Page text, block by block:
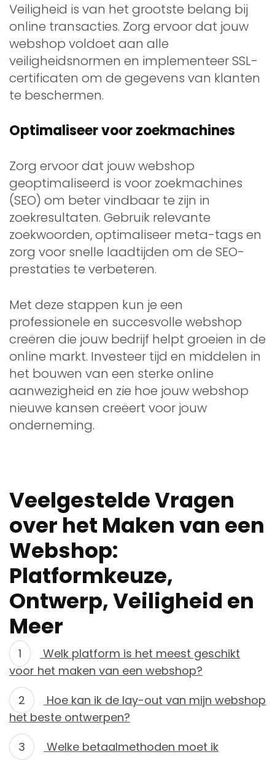
Veiligheid is van het grootste belang bij
online transacties. Zorg ervoor dat jouw
webshop voldoet aan alle
veiligheidsnormen en implementeer SSL-
certificaten om de gegevens van klanten
te beschermen.
Optimaliseer voor zoekmachines
Zorg ervoor dat jouw webshop
geoptimaliseerd is voor zoekmachines
(SEO) om beter vindbaar te zijn in
zoekresultaten. Gebruik relevante
zoekwoorden, optimaliseer meta-tags en
zorg voor snelle laadtijden om de SEO-
prestaties te verbeteren.
Met deze stappen kun je een
professionele en succesvolle webshop
creëren die jouw bedrijf helpt groeien in de
online markt. Investeer tijd en middelen in
het bouwen van een sterke online
aanwezigheid en zie hoe jouw webshop
nieuwe kansen creëert voor jouw
onderneming.
Veelgestelde Vragen
over het Maken van een
Webshop:
Platformkeuze,
Ontwerp, Veiligheid en
Meer
Welk platform is het meest geschikt
voor het maken van een webshop?
Hoe kan ik de lay-out van mijn webshop
het beste ontwerpen?
Welke betaalmethoden moet ik